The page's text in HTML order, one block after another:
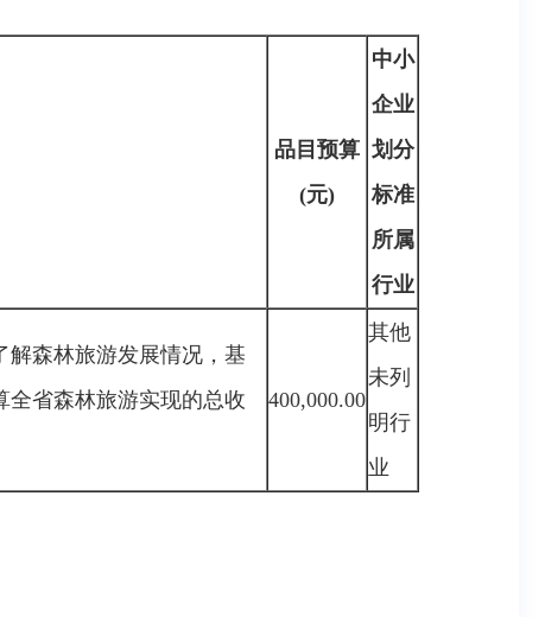
品目预算
(元)
中小
企业
划分
标准
所属
行业
解森林旅游发展情况，基
全省森林旅游实现的总收
400,000.00
其他
未列
明行
业